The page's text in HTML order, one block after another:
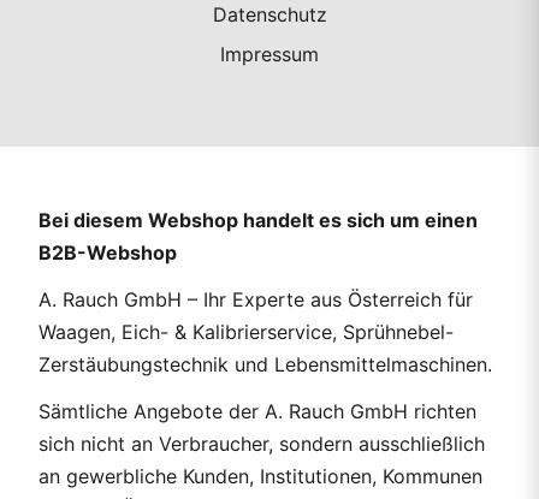
Datenschutz
Impressum
Bei diesem Webshop handelt es sich um einen
B2B-Webshop
A. Rauch GmbH – Ihr Experte aus Österreich für
Waagen, Eich- & Kalibrierservice, Sprühnebel-
Zerstäubungstechnik und Lebensmittelmaschinen.
Sämtliche Angebote der A. Rauch GmbH richten
sich nicht an Verbraucher, sondern ausschließlich
an gewerbliche Kunden, Institutionen, Kommunen